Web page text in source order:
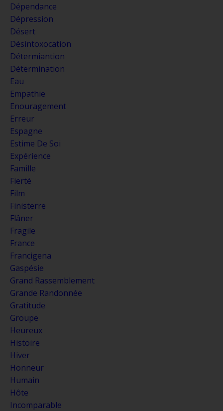
Dépendance
Dépression
Désert
Désintoxocation
Détermiantion
Détermination
Eau
Empathie
Enouragement
Erreur
Espagne
Estime De Soi
Expérience
Famille
Fierté
Film
Finisterre
Flâner
Fragile
France
Francigena
Gaspésie
Grand Rassemblement
Grande Randonnée
Gratitude
Groupe
Heureux
Histoire
Hiver
Honneur
Humain
Hôte
Incomparable